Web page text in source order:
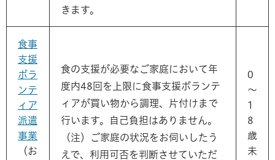
きます。
食事
支援
ボラ
ンテ
ィア
派遣
事業
（お
食の支援が必要なご家庭において年
度内48回を上限に食事支援ボランテ
ィアが買い物から調理、片付けまで
行います。自己負担はありません。
（注）ご家庭の状況をお伺いしたう
えで、利用可否を判断させていただ
0
～
1
8
歳
未